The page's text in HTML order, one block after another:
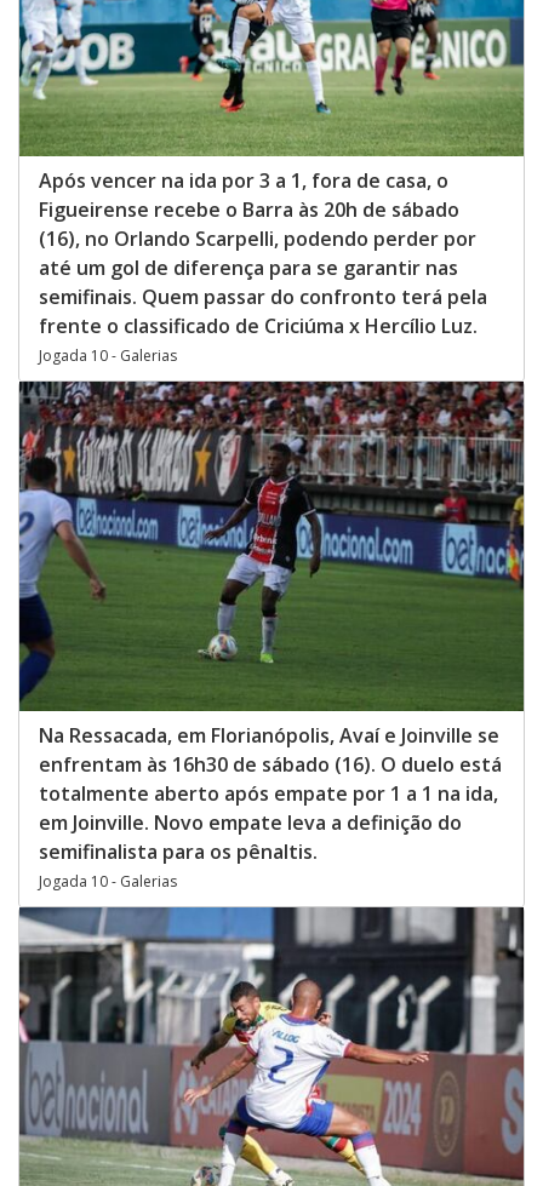
Após vencer na ida por 3 a 1, fora de casa, o
Figueirense recebe o Barra às 20h de sábado
(16), no Orlando Scarpelli, podendo perder por
até um gol de diferença para se garantir nas
semifinais. Quem passar do confronto terá pela
frente o classificado de Criciúma x Hercílio Luz.
Jogada 10 - Galerias
Na Ressacada, em Florianópolis, Avaí e Joinville se
enfrentam às 16h30 de sábado (16). O duelo está
totalmente aberto após empate por 1 a 1 na ida,
em Joinville. Novo empate leva a definição do
semifinalista para os pênaltis.
Jogada 10 - Galerias